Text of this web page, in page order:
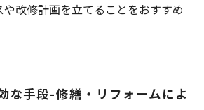
改修計画を立てることをおすすめ
な手段-修繕・リフォームによ